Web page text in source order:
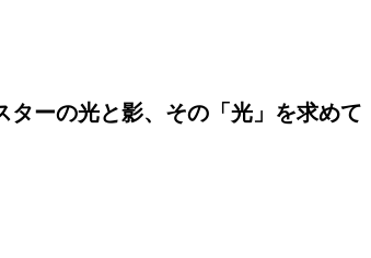
ターの光と影、その「光」を求めて